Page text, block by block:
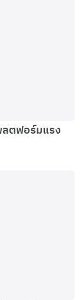
ลตฟอร์มแรง